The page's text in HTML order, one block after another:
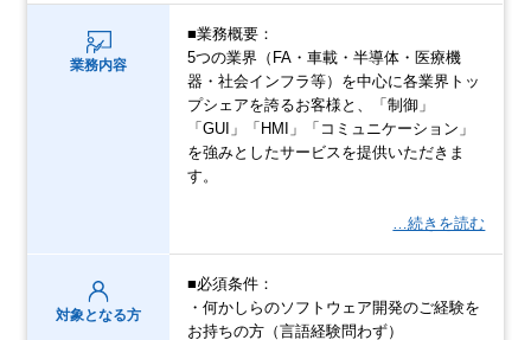
業務内容
■業務概要：
5つの業界（FA・車載・半導体・医療機
器・社会インフラ等）を中心に各業界トッ
プシェアを誇るお客様と、「制御」
「GUI」「HMI」「コミュニケーション」
を強みとしたサービスを提供いただきま
す。
…続きを読む
対象となる方
■必須条件：
・何かしらのソフトウェア開発のご経験を
お持ちの方（言語経験問わず）